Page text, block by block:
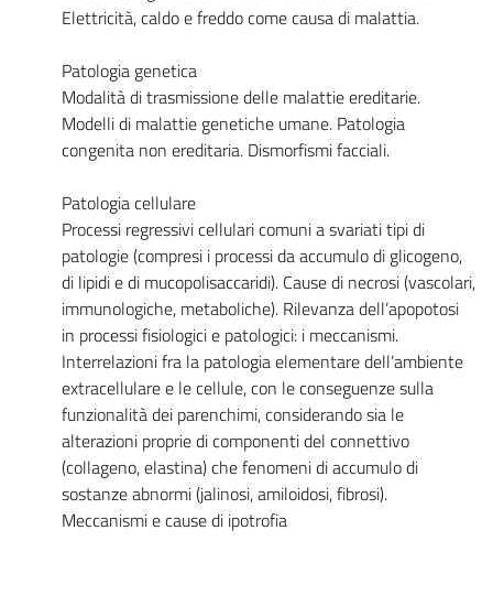
Elettricità, caldo e freddo come causa di malattia.
Patologia genetica
Modalità di trasmissione delle malattie ereditarie.
Modelli di malattie genetiche umane. Patologia
congenita non ereditaria. Dismorfismi facciali.
Patologia cellulare
Processi regressivi cellulari comuni a svariati tipi di
patologie (compresi i processi da accumulo di glicogeno,
di lipidi e di mucopolisaccaridi). Cause di necrosi (vascolari,
immunologiche, metaboliche). Rilevanza dell’apopotosi
in processi fisiologici e patologici: i meccanismi.
Interrelazioni fra la patologia elementare dell’ambiente
extracellulare e le cellule, con le conseguenze sulla
funzionalità dei parenchimi, considerando sia le
alterazioni proprie di componenti del connettivo
(collageno, elastina) che fenomeni di accumulo di
sostanze abnormi (jalinosi, amiloidosi, fibrosi).
Meccanismi e cause di ipotrofia